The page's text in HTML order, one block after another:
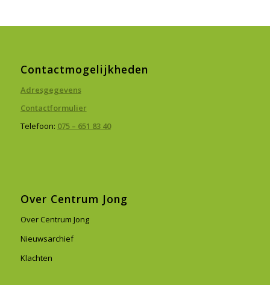
Contactmogelijkheden
Adresgegevens
Contactformulier
Telefoon: 075 – 651 83 40
Over Centrum Jong
Over Centrum Jong
Nieuwsarchief
Klachten